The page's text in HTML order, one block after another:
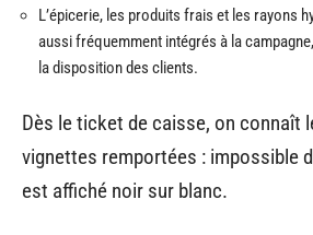
L’épicerie, les produits frais et les rayons
aussi fréquemment intégrés à la
la disposition des clients.
Dès le ticket de caisse, on connaît
vignettes remportées : impossible
est affiché noir sur blanc.